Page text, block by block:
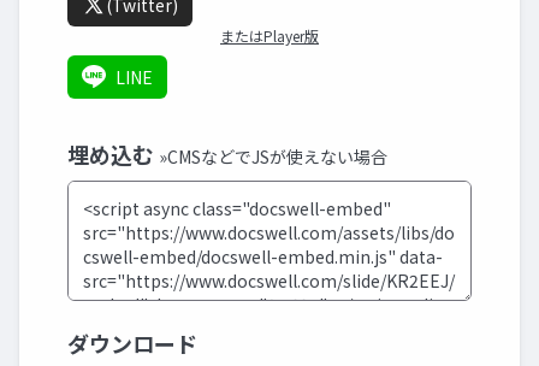
(Twitter)
またはPlayer版
LINE
埋め込む »CMSなどでJSが使えない場合
ダウンロード